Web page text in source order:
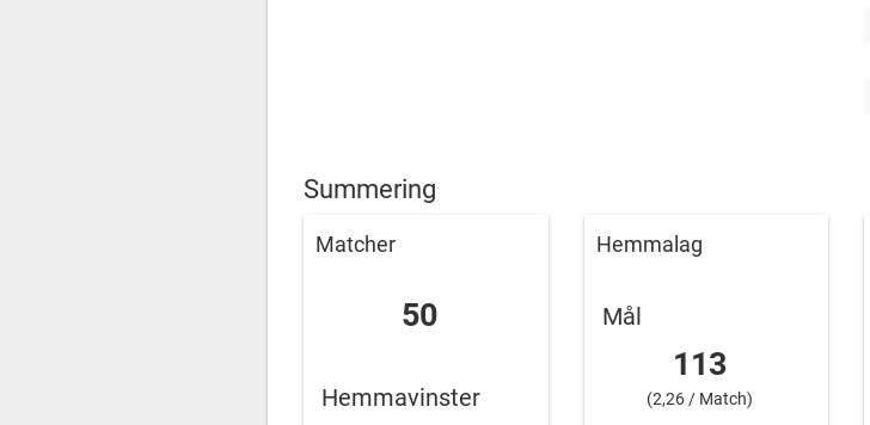
Summering
Matcher
50
Hemmavinster
Hemmalag
Mål
113
(2,26 / Match)